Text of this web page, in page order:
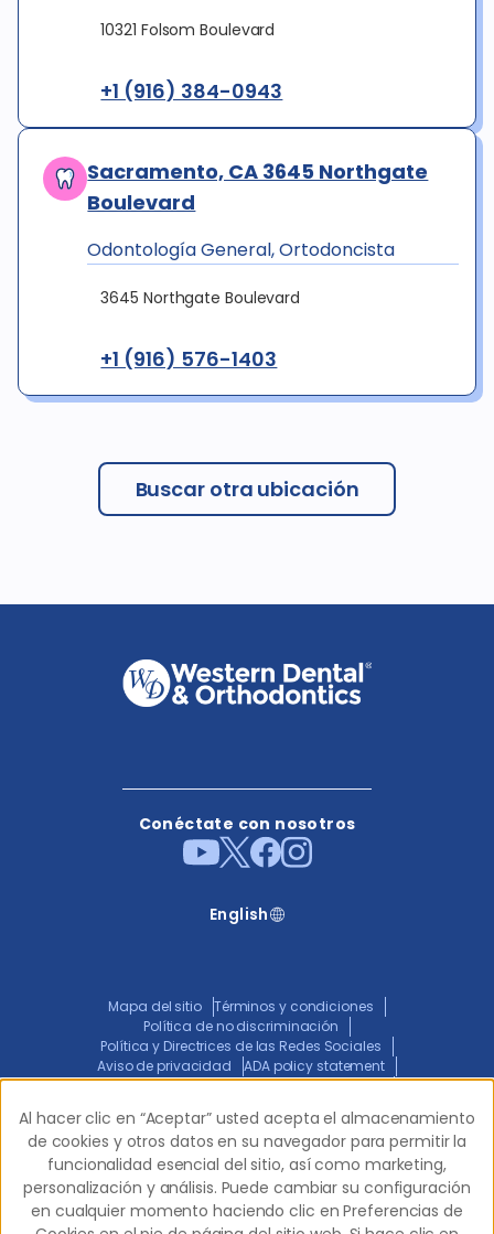
10321 Folsom Boulevard
+1 (916) 384-0943
Sacramento, CA 3645 Northgate
Boulevard
Odontología General, Ortodoncista
3645 Northgate Boulevard
+1 (916) 576-1403
Buscar otra ubicación
Conéctate con nosotros
English
Mapa del sitio
Términos y condiciones
Política de no discriminación
Política y Directrices de las Redes Sociales
Aviso de privacidad
ADA policy statement
Aviso Conjunto de Prácticas de Privacidad
© 2026 Western Dental.Todos los derechos
reservados.
Al hacer clic en “Aceptar” usted acepta el almacenamiento
de cookies y otros datos en su navegador para permitir la
funcionalidad esencial del sitio, así como marketing,
personalización y análisis. Puede cambiar su configuración
en cualquier momento haciendo clic en Preferencias de
Al hacer clic en “Aceptar” usted acepta el almacenamiento
de cookies y otros datos en su navegador para permitir la
funcionalidad esencial del sitio, así como marketing,
personalización y análisis. Puede cambiar su configuración
en cualquier momento haciendo clic en Preferencias de